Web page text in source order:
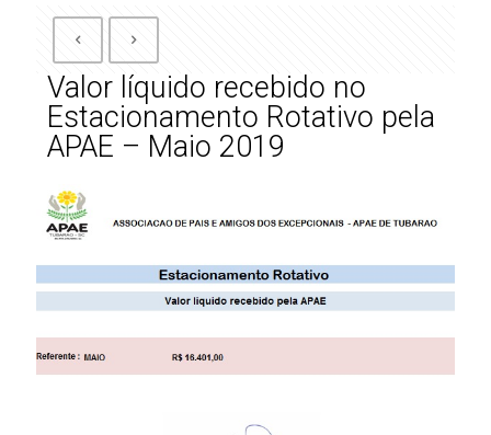
Valor líquido recebido no
Estacionamento Rotativo pela
APAE – Maio 2019